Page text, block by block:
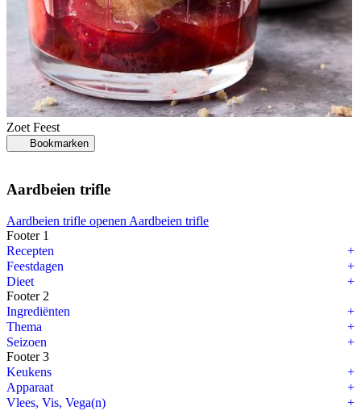
Zoet Feest
Bookmarken
Aardbeien trifle
Aardbeien trifle openen Aardbeien trifle
Footer 1
Recepten
Feestdagen
Dieet
Footer 2
Ingrediënten
Thema
Seizoen
Footer 3
Keukens
Apparaat
Vlees, Vis, Vega(n)